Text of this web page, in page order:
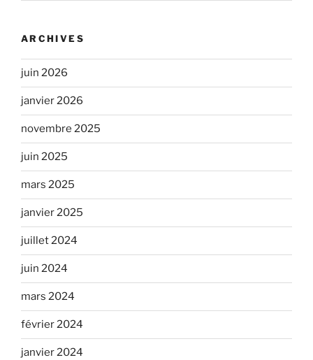
ARCHIVES
juin 2026
janvier 2026
novembre 2025
juin 2025
mars 2025
janvier 2025
juillet 2024
juin 2024
mars 2024
février 2024
janvier 2024